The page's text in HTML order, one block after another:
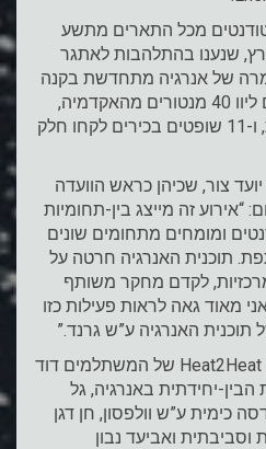
השתתפו כ-70 סטודנטים מכל התארים מתשע
שנענו בהתלהבות לאתגר
של אנרגיה מתחדשת בקנה
מידה גדול”. את הסטודנטים ליוו 40 מנטורים מהאקדמיה,
מהתעשייה ומתחום היזמות, ו-11 שופטים בכירים לקחו חלק
צור, שכיהן כראש הוועדה
זה מייצג בין-תחומיות
ומומחים מתחומים שונים
תוכנית האנרגיה חרטה על
לקדם מחקר משותף
מאוד גאה לראות פעילות כזו
האנרגיה ע”ש גרנד.”
מקום הראשון זכה הפרויקט Heat2Heat של המשתלמים דוד
הבין-יחידתית באנרגיה, גל
כימית ע”ש וולפסון, חן דגן
ואביעד נבון